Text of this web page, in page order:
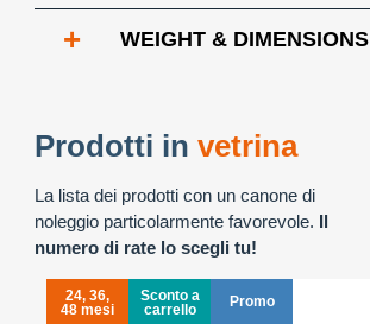
+ WEIGHT & DIMENSIONS
Prodotti in vetrina
La lista dei prodotti con un canone di
noleggio particolarmente favorevole. Il
numero di rate lo scegli tu!
24, 36,
48 mesi
Sconto a
carrello
Promo